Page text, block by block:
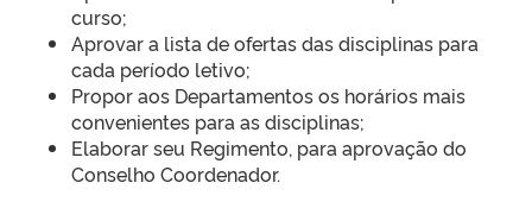
curso;
Aprovar a lista de ofertas das disciplinas para
cada período letivo;
Propor aos Departamentos os horários mais
convenientes para as disciplinas;
Elaborar seu Regimento, para aprovação do
Conselho Coordenador.